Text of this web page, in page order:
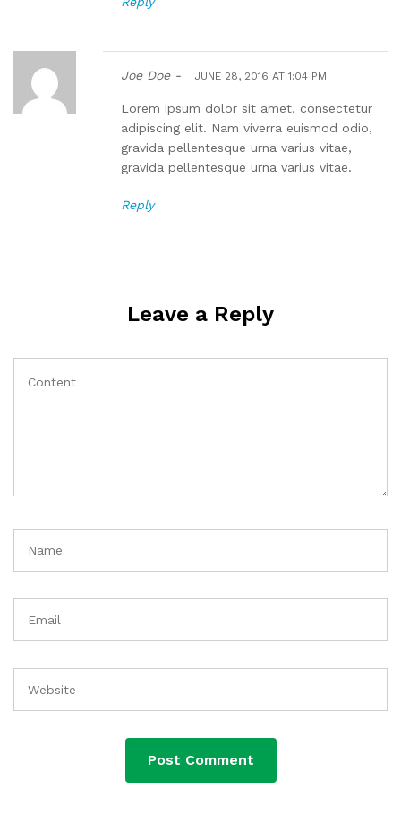
Joe Doe - JUNE 28, 2016 AT 1:04 PM
Lorem ipsum dolor sit amet, consectetur
adipiscing elit. Nam viverra euismod odio,
gravida pellentesque urna varius vitae,
gravida pellentesque urna varius vitae.
Reply
Leave a Reply